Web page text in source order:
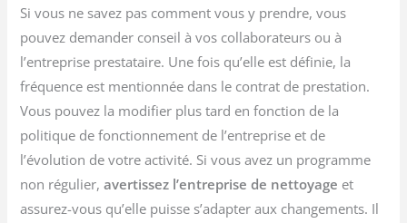
Si vous ne savez pas comment vous y prendre, vous
pouvez demander conseil à vos collaborateurs ou à
l’entreprise prestataire. Une fois qu’elle est définie, la
fréquence est mentionnée dans le contrat de prestation.
Vous pouvez la modifier plus tard en fonction de la
politique de fonctionnement de l’entreprise et de
l’évolution de votre activité. Si vous avez un programme
non régulier, avertissez l’entreprise de nettoyage et
assurez-vous qu’elle puisse s’adapter aux changements. Il